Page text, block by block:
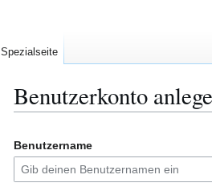
Benutzerkonto
Navigation
springen
Suche
springen
Benutzername
Spezialseite